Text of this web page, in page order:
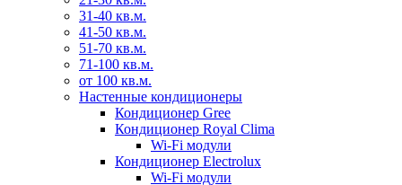
31-40 кв.м.
41-50 кв.м.
51-70 кв.м.
71-100 кв.м.
от 100 кв.м.
Настенные кондиционеры
Кондиционер Gree
Кондиционер Royal Clima
Wi-Fi модули
Кондиционер Electrolux
Wi-Fi модули